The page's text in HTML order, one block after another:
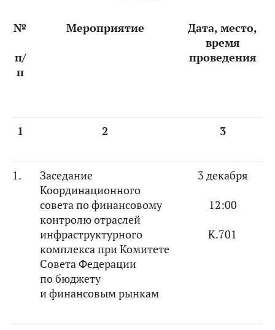
№
п/
п
Мероприятие
Дата, место,
время
проведения
1 2 3
1.
Заседание
Координационного
совета по финансовому
контролю отраслей
инфраструктурного
комплекса при Комитете
Совета Федерации
по бюджету
и финансовым рынкам
3 декабря
12:00
К.701